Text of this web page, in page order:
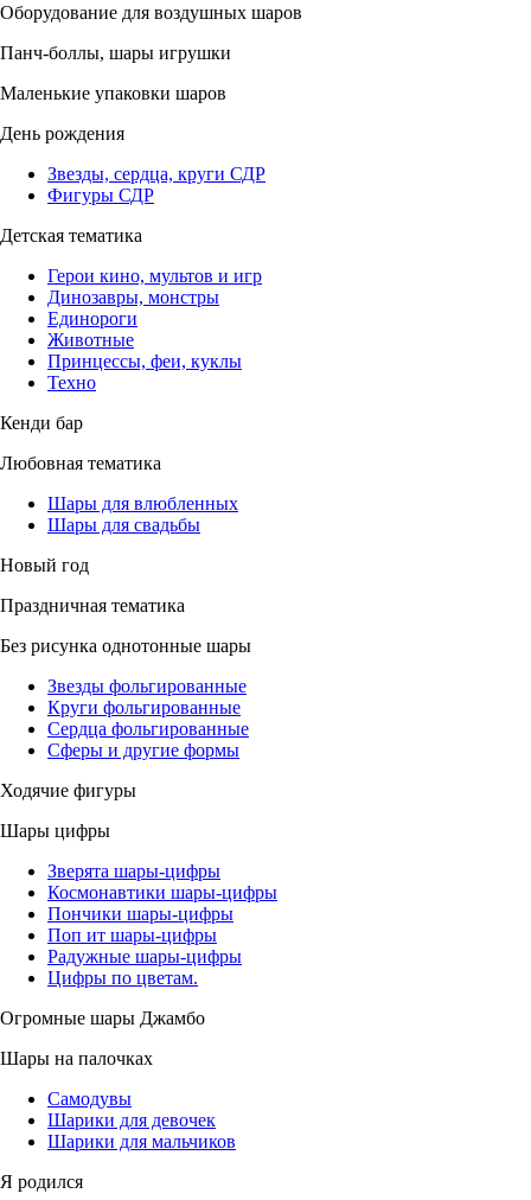
Оборудование для воздушных шаров
Панч-боллы, шары игрушки
Маленькие упаковки шаров
День рождения
Звезды, сердца, круги СДР
Фигуры СДР
Детская тематика
Герои кино, мультов и игр
Динозавры, монстры
Единороги
Животные
Принцессы, феи, куклы
Техно
Кенди бар
Любовная тематика
Шары для влюбленных
Шары для свадьбы
Новый год
Праздничная тематика
Без рисунка однотонные шары
Звезды фольгированные
Круги фольгированные
Сердца фольгированные
Сферы и другие формы
Ходячие фигуры
Шары цифры
Зверята шары-цифры
Космонавтики шары-цифры
Пончики шары-цифры
Поп ит шары-цифры
Радужные шары-цифры
Цифры по цветам.
Огромные шары Джамбо
Шары на палочках
Самодувы
Шарики для девочек
Шарики для мальчиков
Я родился